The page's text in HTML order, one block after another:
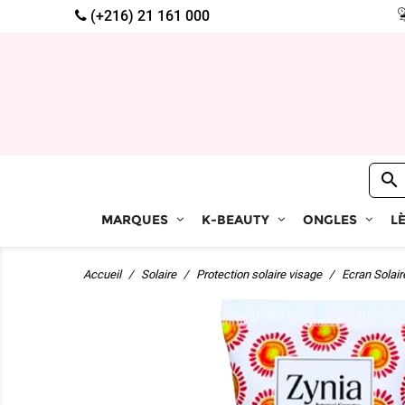
(+216) 21 161 000
MARQUES K-BEAUTY ONGLES

Accueil Solaire Protection solaire visage Ecran